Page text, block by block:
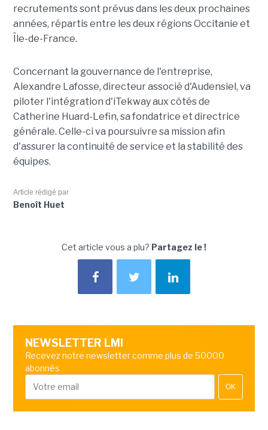
recrutements sont prévus dans les deux prochaines
années, répartis entre les deux régions Occitanie et
Île-de-France.
Concernant la gouvernance de l'entreprise,
Alexandre Lafosse, directeur associé d'Audensiel, va
piloter l'intégration d'iTekway aux côtés de
Catherine Huard-Lefin, sa fondatrice et directrice
générale. Celle-ci va poursuivre sa mission afin
d'assurer la continuité de service et la stabilité des
équipes.
Article rédigé par
Benoît Huet
Cet article vous a plu? Partagez le !
NEWSLETTER LMI
Recevez notre newsletter comme plus de 50000
abonnés
OK